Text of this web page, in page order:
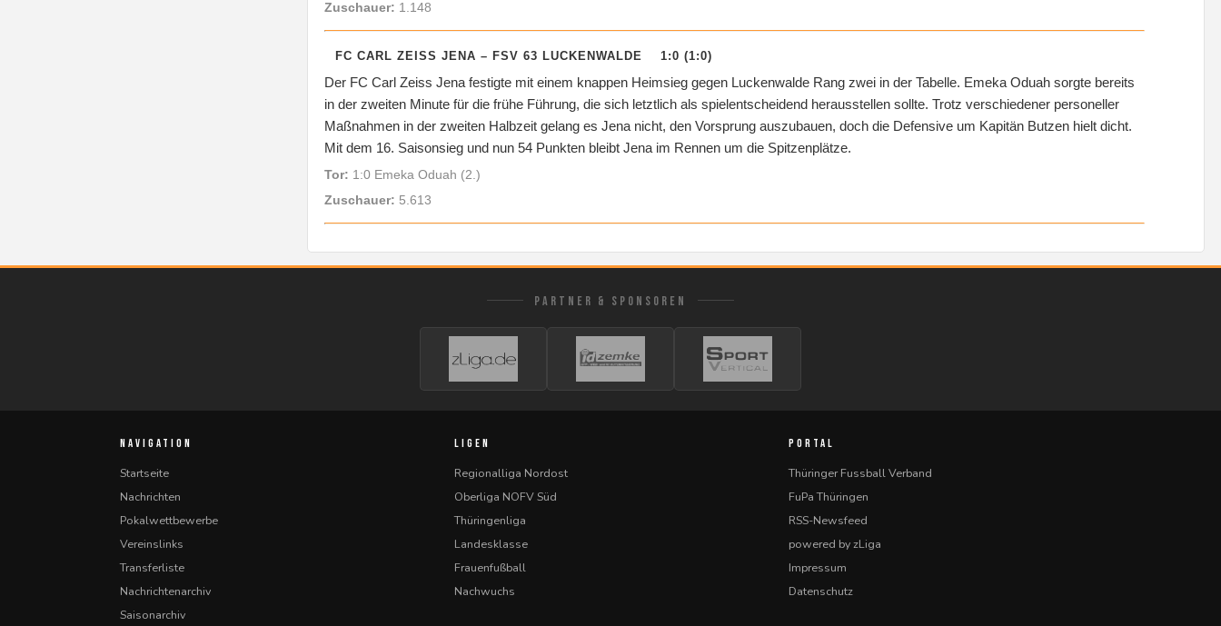
Zuschauer: 1.148
FC CARL ZEISS JENA – FSV 63 LUCKENWALDE 1:0 (1:0)
Der FC Carl Zeiss Jena festigte mit einem knappen Heimsieg gegen Luckenwalde Rang zwei in der Tabelle. Emeka Oduah sorgte bereits
in der zweiten Minute für die frühe Führung, die sich letztlich als spielentscheidend herausstellen sollte. Trotz verschiedener personeller
Maßnahmen in der zweiten Halbzeit gelang es Jena nicht, den Vorsprung auszubauen, doch die Defensive um Kapitän Butzen hielt dicht.
Mit dem 16. Saisonsieg und nun 54 Punkten bleibt Jena im Rennen um die Spitzenplätze.
Tor: 1:0 Emeka Oduah (2.)
Zuschauer: 5.613
PARTNER & SPONSOREN
NAVIGATION
Startseite
Nachrichten
Pokalwettbewerbe
Vereinslinks
Transferliste
Nachrichtenarchiv
Saisonarchiv
LIGEN
Regionalliga Nordost
Oberliga NOFV Süd
Thüringenliga
Landesklasse
Frauenfußball
Nachwuchs
PORTAL
Thüringer Fussball Verband
FuPa Thüringen
RSS-Newsfeed
powered by zLiga
Impressum
Datenschutz